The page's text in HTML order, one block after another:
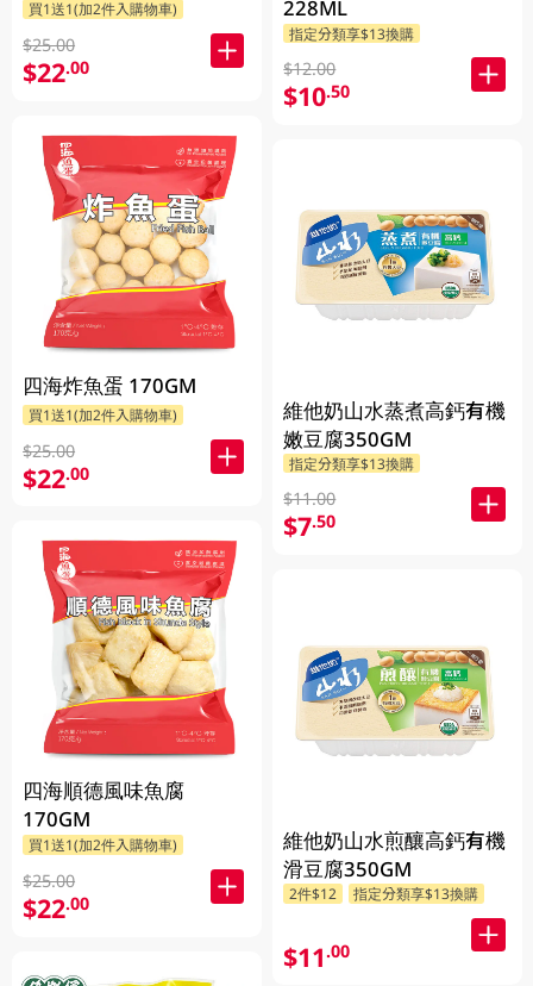
買1送1(加2件入購物車)
$25.00
$22.00
四海炸魚蛋 170GM
買1送1(加2件入購物車)
$25.00
$22.00
四海順德風味魚腐
170GM
買1送1(加2件入購物車)
$25.00
$22.00
228ML
指定分類享$13換購
$12.00
$10.50
維他奶山水蒸煮高鈣有機
嫩豆腐350GM
指定分類享$13換購
$11.00
$7.50
維他奶山水煎釀高鈣有機
滑豆腐350GM
2件$12 指定分類享$13換購
$11.00